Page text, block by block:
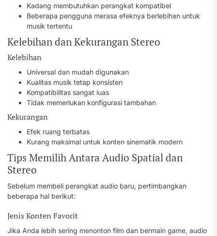
Kadang membutuhkan perangkat kompatibel
Beberapa pengguna merasa efeknya berlebihan untuk
musik tertentu
Kelebihan dan Kekurangan Stereo
Kelebihan
Universal dan mudah digunakan
Kualitas musik tetap konsisten
Kompatibilitas sangat luas
Tidak memerlukan konfigurasi tambahan
Kekurangan
Efek ruang terbatas
Kurang maksimal untuk konten sinematik modern
Tips Memilih Antara Audio Spatial dan
Stereo
Sebelum membeli perangkat audio baru, pertimbangkan
beberapa hal berikut:
Jenis Konten Favorit
Jika Anda lebih sering menonton film dan bermain game, audio